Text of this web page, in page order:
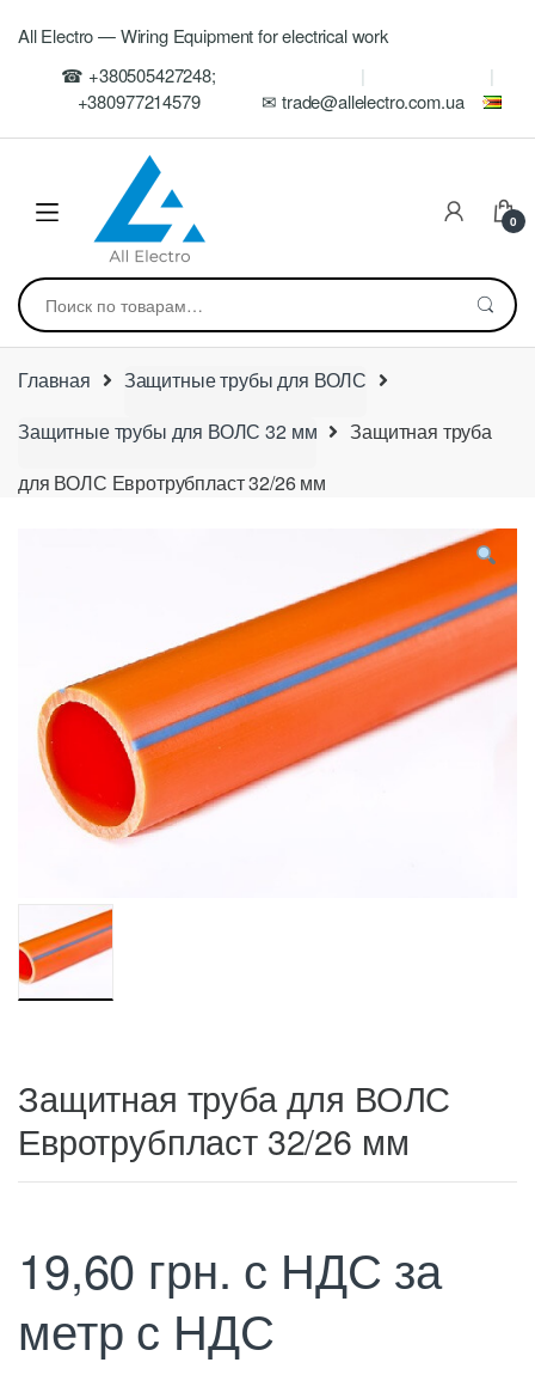
navigation
All Electro — Wiring Equipment for electrical work
☎ +380505427248;
+380977214579
✉ trade@allelectro.com.ua
0
Искать:
Главная
Защитные трубы для ВОЛС
Защитные трубы для ВОЛС 32 мм
Защитная труба
для ВОЛС Евротрубпласт 32/26 мм
Защитная труба для ВОЛС
Евротрубпласт 32/26 мм
19,60 грн. с НДС за
метр с НДС